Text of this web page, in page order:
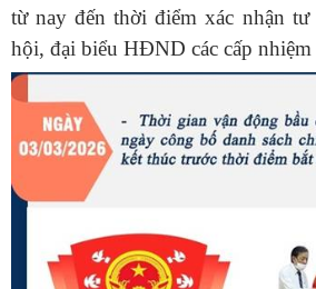
từ nay đến thời điểm xác nhận tư
hội, đại biểu HĐND các cấp